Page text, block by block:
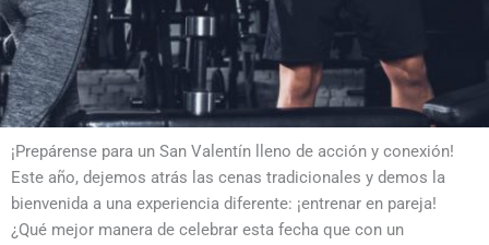
¡Prepárense para un San Valentín lleno de acción y conexión!
Este año, dejemos atrás las cenas tradicionales y demos la
bienvenida a una experiencia diferente: ¡entrenar en pareja!
¿Qué mejor manera de celebrar esta fecha que con un